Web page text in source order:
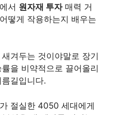
서 원자재 투자매력 거
떻게 작용하는지 배우는
겨두는 것이야말로 장기
을 비약적으로 끌어올리
길입니다.
절실한 4050 세대에게